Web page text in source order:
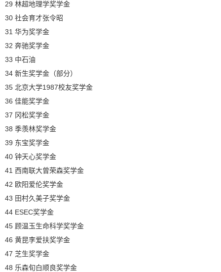
29 林超地理学奖学金
30 社会育才张令昭
31 华为奖学金
32 奔驰奖学金
33 中石油
34 新生奖学金（部分）
35 北京大学1987校友奖学金
36 佳能奖学金
37 冈松奖学金
38 季羡林奖学金
39 东宝奖学金
40 钟天心奖学金
41 西南联大曾荣森奖学金
42 欧阳爱伦奖学金
43 田村久美子奖学金
44 ESEC奖学金
45 顾温玉生命科学奖学金
46 黄昆李爱扶奖学金
47 芝生奖学金
48 乐森旬白顺良奖学金